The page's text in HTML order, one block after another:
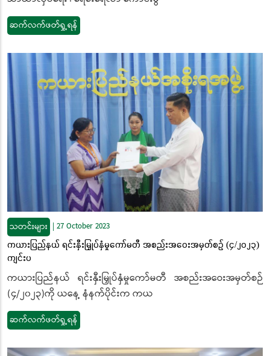
ဆက်လက်ဖတ်ရှု့ရန်
သတင်းများ | 27 October 2023
ကယားပြည်နယ် ရင်းနှီးမြှုပ်နှံမှုကော်မတီ အစည်းအဝေးအမှတ်စဉ် (၄/၂၀၂၃)
ကျင်းပ
ကယားပြည်နယ် ရင်းနှီးမြှုပ်နှံမှုကော်မတီ အစည်းအဝေးအမှတ်စဉ်
(၄/၂၀၂၃)ကို ယနေ့ နံနက်ပိုင်းက ကယ
ဆက်လက်ဖတ်ရှု့ရန်